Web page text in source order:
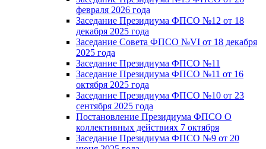
февраля 2026 года
Заседание Президиума ФПСО №12 от 18
декабря 2025 года
Заседание Совета ФПСО №VI от 18 декабря
2025 года
Заседание Президиума ФПСО №11
Заседание Президиума ФПСО №11 от 16
октября 2025 года
Заседание Президиума ФПСО №10 от 23
сентября 2025 года
Постановление Президиума ФПСО О
коллективных действиях 7 октября
Заседание Президиума ФПСО №9 от 20